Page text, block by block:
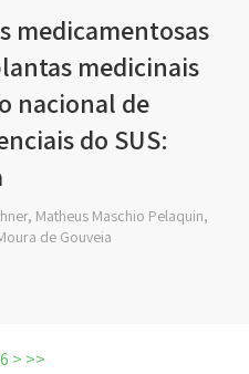
medicamentosas
medicinais
nacional de
do SUS:
Matheus Maschio Pelaquin,
de Gouveia
6 > >>